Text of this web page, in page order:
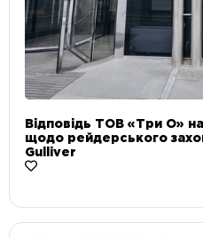
Відповідь ТОВ «Три О»
щодо рейдерського
Gulliver